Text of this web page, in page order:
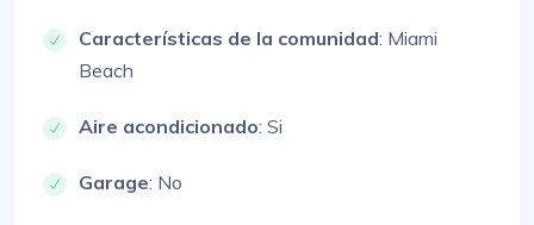
Características de la comunidad: Miami
Beach
Aire acondicionado: Si
Garage: No